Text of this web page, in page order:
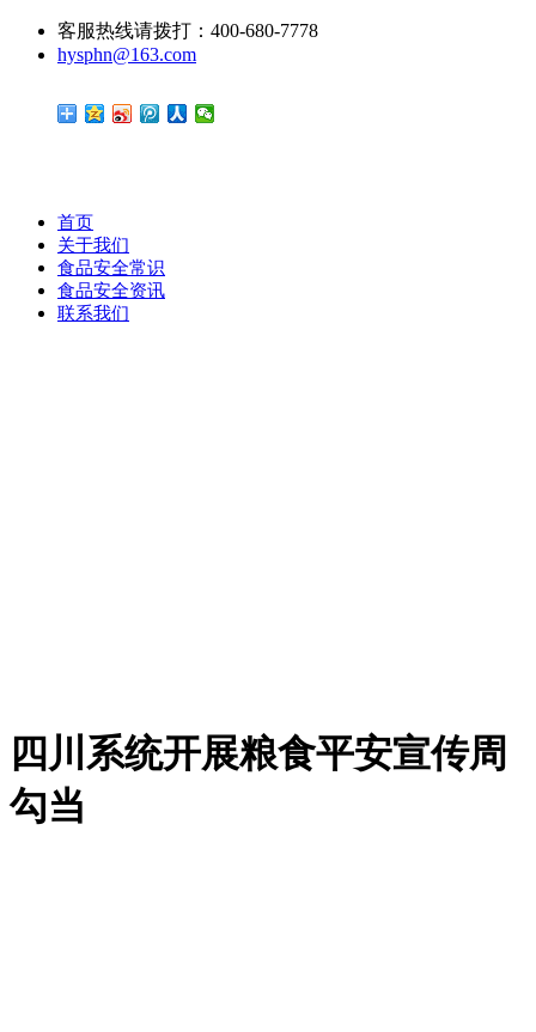
客服热线请拨打：400-680-7778
hysphn@163.com
首页
关于我们
食品安全常识
食品安全资讯
联系我们
四川系统开展粮食平安宣传周
勾当